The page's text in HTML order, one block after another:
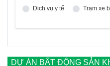
Dịch vụ y tế
Trạm xe
DỰ ÁN BẤT ĐỘNG SẢN